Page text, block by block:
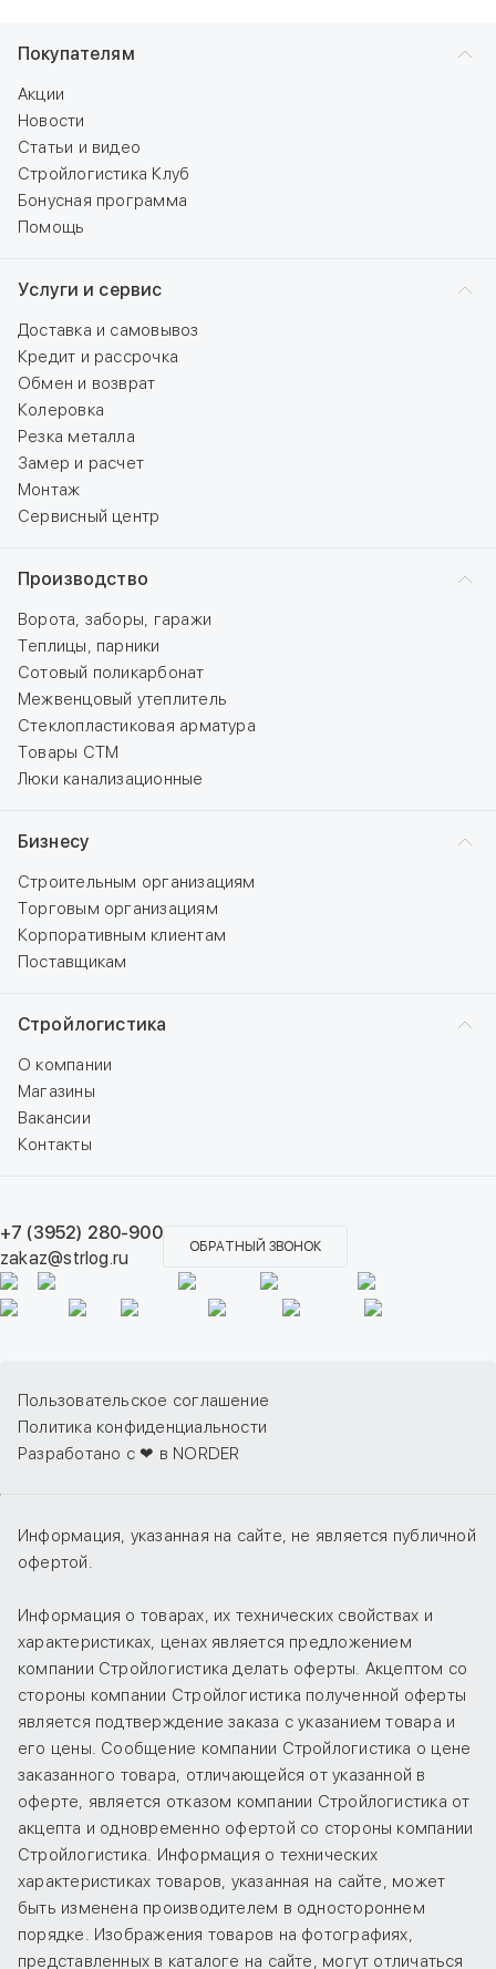
Покупателям
Акции
Новости
Статьи и видео
Стройлогистика Клуб
Бонусная программа
Помощь
Услуги и сервис
Доставка и самовывоз
Кредит и рассрочка
Обмен и возврат
Колеровка
Резка металла
Замер и расчет
Монтаж
Сервисный центр
Производство
Ворота, заборы, гаражи
Теплицы, парники
Сотовый поликарбонат
Межвенцовый утеплитель
Стеклопластиковая арматура
Товары СТМ
Люки канализационные
Бизнесу
Строительным организациям
Торговым организациям
Корпоративным клиентам
Поставщикам
Стройлогистика
О компании
Магазины
Вакансии
Контакты
+7 (3952) 280-900
zakaz@strlog.ru
ОБРАТНЫЙ ЗВОНОК
Пользовательское соглашение
Политика конфиденциальности
Разработано с ❤ в NORDER
Информация, указанная на сайте, не является публичной
офертой.
Информация о товарах, их технических свойствах и
характеристиках, ценах является предложением
компании Стройлогистика делать оферты. Акцептом со
стороны компании Стройлогистика полученной оферты
является подтверждение заказа с указанием товара и
его цены. Сообщение компании Стройлогистика о цене
заказанного товара, отличающейся от указанной в
оферте, является отказом компании Стройлогистика от
акцепта и одновременно офертой со стороны компании
Стройлогистика. Информация о технических
характеристиках товаров, указанная на сайте, может
быть изменена производителем в одностороннем
порядке. Изображения товаров на фотографиях,
представленных в каталоге на сайте, могут отличаться